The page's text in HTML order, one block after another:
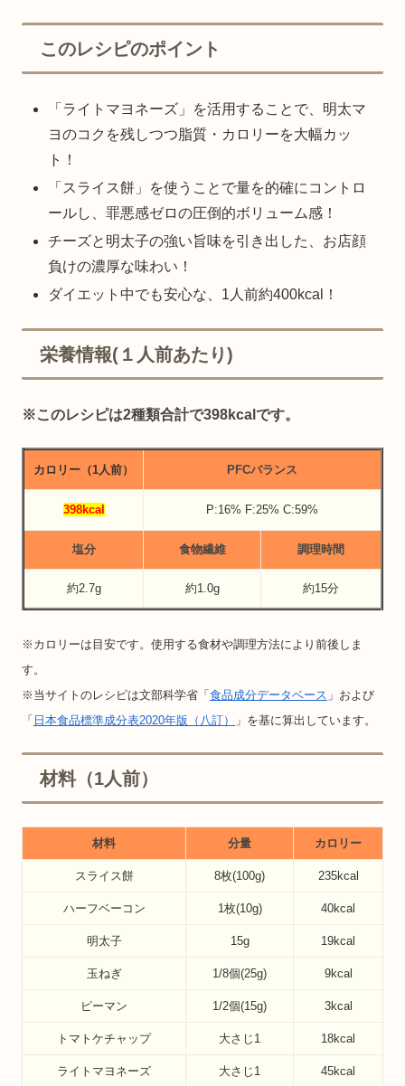
このレシピのポイント
「ライトマヨネーズ」を活用することで、明太マ
ヨのコクを残しつつ脂質・カロリーを大幅カッ
ト！
「スライス餅」を使うことで量を的確にコントロ
ールし、罪悪感ゼロの圧倒的ボリューム感！
チーズと明太子の強い旨味を引き出した、お店顔
負けの濃厚な味わい！
ダイエット中でも安心な、1人前約400kcal！
栄養情報(１人前あたり)
※このレシピは2種類合計で398kcalです。
カロリー（1人前） PFCバランス
398kcal P:16% F:25% C:59%
塩分 食物繊維 調理時間
約2.7g 約1.0g 約15分
※カロリーは目安です。使用する食材や調理方法により前後しま
す。
※当サイトのレシピは文部科学省「食品成分データベース 」および
「 日本食品標準成分表2020年版（八訂） 」を基に算出しています。
材料（1人前）
材料 分量 カロリー
スライス餅 8枚(100g) 235kcal
ハーフベーコン 1枚(10g) 40kcal
明太子 15g 19kcal
玉ねぎ 1/8個(25g) 9kcal
ピーマン 1/2個(15g) 3kcal
トマトケチャップ 大さじ1 18kcal
ライトマヨネーズ 大さじ1 45kcal